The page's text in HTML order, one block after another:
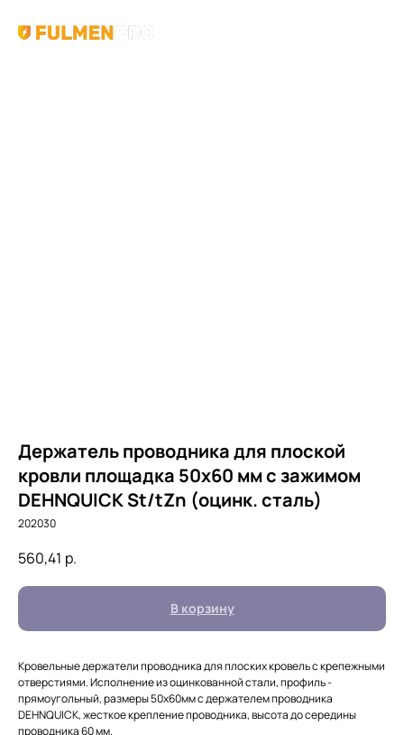
Держатель проводника для плоской
кровли площадка 50х60 мм с зажимом
DEHNQUICK St/tZn (оцинк. сталь)
202030
560,41 р.
В корзину
Кровельные держатели проводника для плоских кровель с крепежными
отверстиями. Исполнение из оцинкованной стали, профиль -
прямоугольный, размеры 50х60мм с держателем проводника
DEHNQUICK, жесткое крепление проводника, высота до середины
проводника 60 мм.